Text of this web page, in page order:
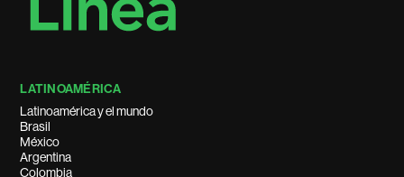
LATINOAMÉRICA
Latinoamérica y el mundo
Brasil
México
Argentina
Colombia